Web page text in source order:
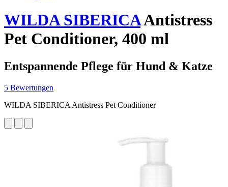
WILDA SIBERICAAntistress
Pet Conditioner, 400 ml
Entspannende Pflege für Hund & Katze
5 Bewertungen
WILDA SIBERICA Antistress Pet Conditioner